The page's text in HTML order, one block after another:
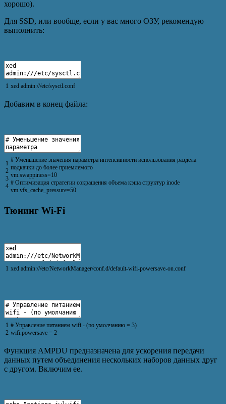
хорошо).
Для SSD, или вообще, если у вас много ОЗУ, рекомендую
выполнить:
1 xed admin:///etc/sysctl.conf
Добавим в конец файла:
1
2
3
4
# Уменьшение значения параметра интенсивности использования раздела
подкачки до более приемлемого
vm.swappiness=10
# Оптимизация стратегии сокращения объема кэша структур inode
vm.vfs_cache_pressure=50
Тюнинг Wi-Fi
1 xed admin:///etc/NetworkManager/conf.d/default-wifi-powersave-on.conf
1
2
# Управление питанием wifi - (по умолчанию = 3)
wifi.powersave = 2
Функция AMPDU предназначена для ускорения передачи
данных путем объединения нескольких наборов данных друг
с другом. Включим ее.